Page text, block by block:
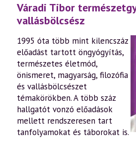
Váradi Tibor
vallásbölcsész
1995 óta több mint kilencszáz
előadást tartott öngyógyítás,
természetes életmód,
önismeret, magyarság, filozófia
és vallásbölcsészet
témakörökben. A több száz
hallgatót vonzó előadások
mellett rendszeresen tart
tanfolyamokat és táborokat is.